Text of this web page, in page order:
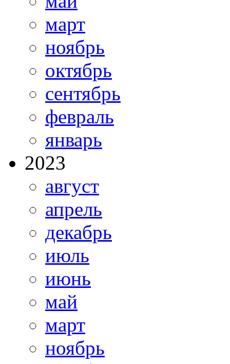
март
ноябрь
октябрь
сентябрь
февраль
январь
2023
август
апрель
декабрь
июль
июнь
май
март
ноябрь